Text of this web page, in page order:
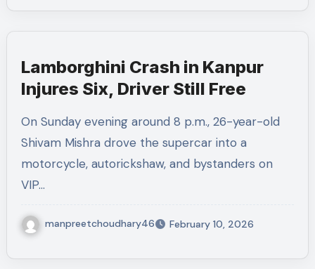
Lamborghini Crash in Kanpur
Injures Six, Driver Still Free
On Sunday evening around 8 p.m., 26-year-old
Shivam Mishra drove the supercar into a
motorcycle, autorickshaw, and bystanders on
VIP…
manpreetchoudhary46 February 10, 2026